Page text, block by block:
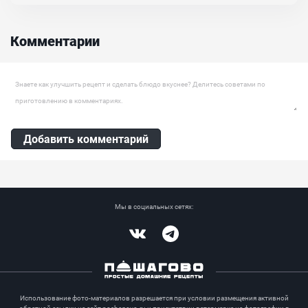
химических добавок. Его можно намазать на тосты...
Комментарии
Оставить комментарий
Добавить комментарий
Мы в социальных сетях:
Использование фото-материалов разрешается при условии размещения активной